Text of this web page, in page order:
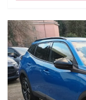
Vedi dettagli